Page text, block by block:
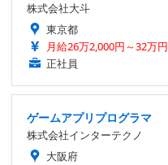
株式会社大斗
東京都
月給26万2,000円～32万円
正社員
ゲームアプリプログラマ
株式会社インターテクノ
大阪府